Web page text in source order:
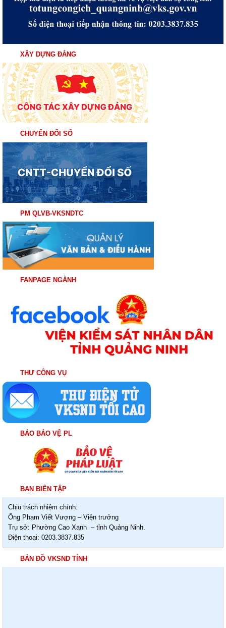
XÂY DỰNG ĐẢNG
CHUYỂN ĐỔI SỐ
PM QLVB-VKSNDTC
FANPAGE NGÀNH
THƯ CÔNG VỤ
BÁO BẢO VỆ PL
BAN BIÊN TẬP
Chịu trách nhiệm chính:
Ông Phạm Viết Vượng – Viện trưởng
Trụ sở: Phường Cao Xanh – tỉnh Quảng Ninh.
Điện thoại: 0203.3837.835
BẢN ĐỒ VKSND TỈNH